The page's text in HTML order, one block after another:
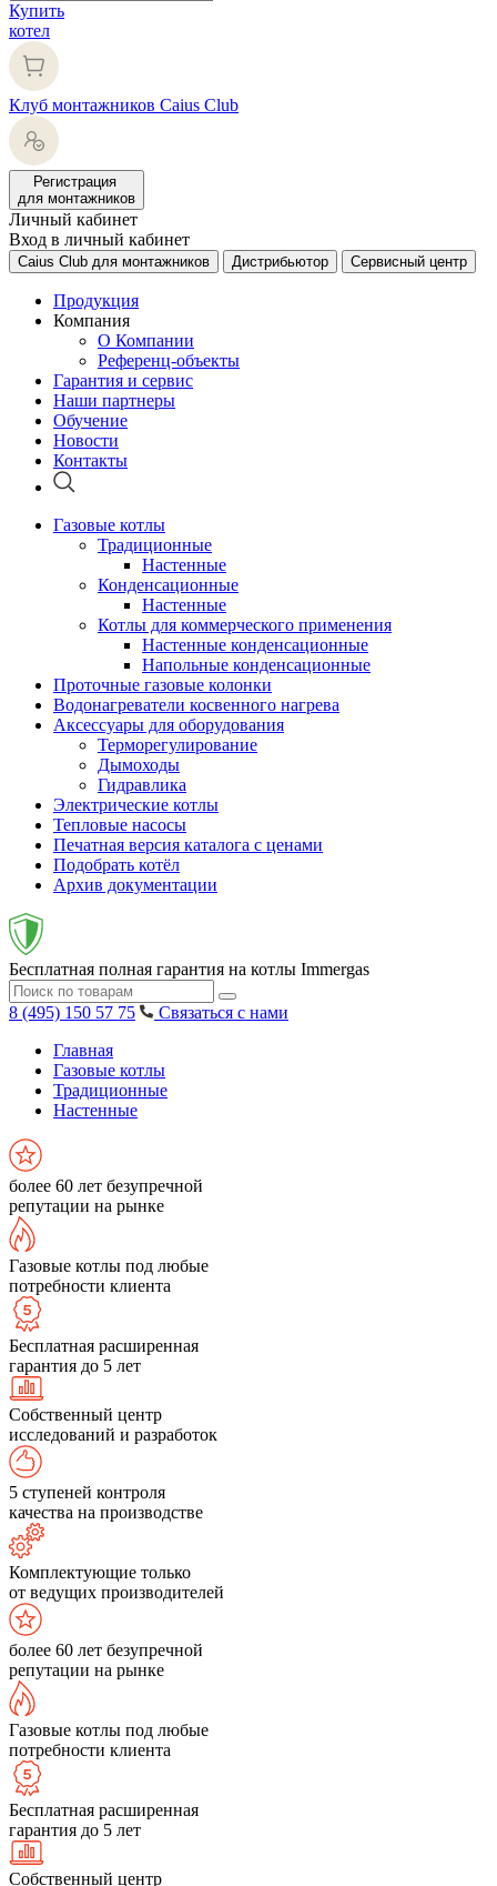
Купить
котел
Клуб монтажников Caius Club
Регистрация
для монтажников
Личный кабинет
Вход в личный кабинет
Caius Club для монтажников Дистрибьютор Сервисный центр
Продукция
Компания
О Компании
Референц-объекты
Гарантия и сервис
Наши партнеры
Обучение
Новости
Контакты
Газовые котлы
Традиционные
Настенные
Конденсационные
Настенные
Котлы для коммерческого применения
Настенные конденсационные
Напольные конденсационные
Проточные газовые колонки
Водонагреватели косвенного нагрева
Аксессуары для оборудования
Терморегулирование
Дымоходы
Гидравлика
Электрические котлы
Тепловые насосы
Печатная версия каталога с ценами
Подобрать котёл
Архив документации
Бесплатная полная гарантия на котлы Immergas
8 (495) 150 57 75
Связаться с нами
Главная
Газовые котлы
Традиционные
Настенные
более 60 лет безупречной
репутации на рынке
Газовые котлы под любые
потребности клиента
Бесплатная расширенная
гарантия до 5 лет
Собственный центр
исследований и разработок
5 ступеней контроля
качества на производстве
Комплектующие только
от ведущих производителей
более 60 лет безупречной
репутации на рынке
Газовые котлы под любые
потребности клиента
Бесплатная расширенная
гарантия до 5 лет
Собственный центр